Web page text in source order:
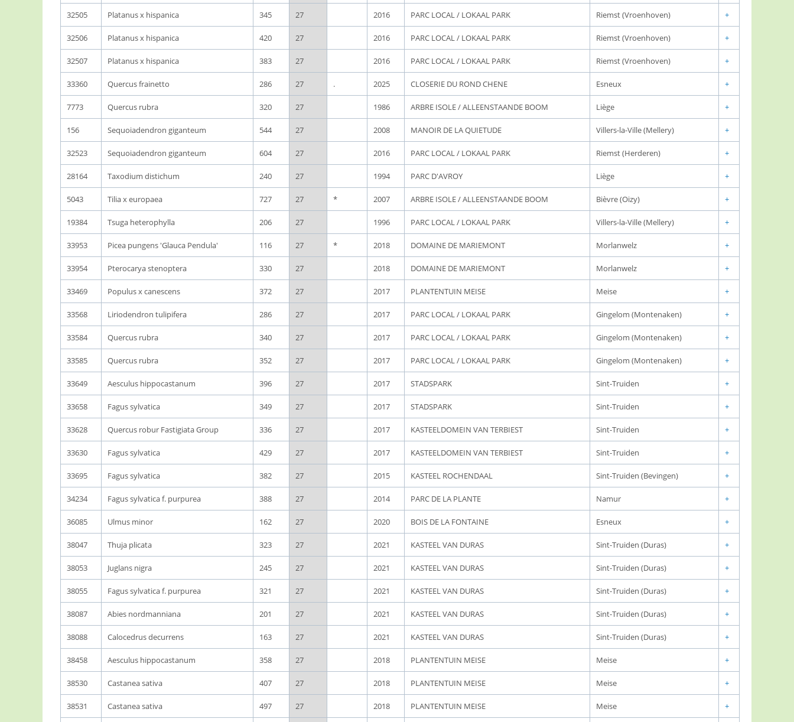
32505 Platanus x hispanica 345 27 2016 PARC LOCAL / LOKAAL PARK Riemst (Vroenhoven) +
32506 Platanus x hispanica 420 27 2016 PARC LOCAL / LOKAAL PARK Riemst (Vroenhoven) +
32507 Platanus x hispanica 383 27 2016 PARC LOCAL / LOKAAL PARK Riemst (Vroenhoven) +
33360 Quercus frainetto 286 27 . 2025 CLOSERIE DU ROND CHENE Esneux +
7773 Quercus rubra 320 27 1986 ARBRE ISOLE / ALLEENSTAANDE BOOM Liège +
156 Sequoiadendron giganteum 544 27 2008 MANOIR DE LA QUIETUDE Villers-la-Ville (Mellery) +
32523 Sequoiadendron giganteum 604 27 2016 PARC LOCAL / LOKAAL PARK Riemst (Herderen) +
28164 Taxodium distichum 240 27 1994 PARC D'AVROY Liège +
5043 Tilia x europaea 727 27 * 2007 ARBRE ISOLE / ALLEENSTAANDE BOOM Bièvre (Oizy) +
19384 Tsuga heterophylla 206 27 1996 PARC LOCAL / LOKAAL PARK Villers-la-Ville (Mellery) +
33953 Picea pungens 'Glauca Pendula' 116 27 * 2018 DOMAINE DE MARIEMONT Morlanwelz +
33954 Pterocarya stenoptera 330 27 2018 DOMAINE DE MARIEMONT Morlanwelz +
33469 Populus x canescens 372 27 2017 PLANTENTUIN MEISE Meise +
33568 Liriodendron tulipifera 286 27 2017 PARC LOCAL / LOKAAL PARK Gingelom (Montenaken) +
33584 Quercus rubra 340 27 2017 PARC LOCAL / LOKAAL PARK Gingelom (Montenaken) +
33585 Quercus rubra 352 27 2017 PARC LOCAL / LOKAAL PARK Gingelom (Montenaken) +
33649 Aesculus hippocastanum 396 27 2017 STADSPARK Sint-Truiden +
33658 Fagus sylvatica 349 27 2017 STADSPARK Sint-Truiden +
33628 Quercus robur Fastigiata Group 336 27 2017 KASTEELDOMEIN VAN TERBIEST Sint-Truiden +
33630 Fagus sylvatica 429 27 2017 KASTEELDOMEIN VAN TERBIEST Sint-Truiden +
33695 Fagus sylvatica 382 27 2015 KASTEEL ROCHENDAAL Sint-Truiden (Bevingen) +
34234 Fagus sylvatica f. purpurea 388 27 2014 PARC DE LA PLANTE Namur +
36085 Ulmus minor 162 27 2020 BOIS DE LA FONTAINE Esneux +
38047 Thuja plicata 323 27 2021 KASTEEL VAN DURAS Sint-Truiden (Duras) +
38053 Juglans nigra 245 27 2021 KASTEEL VAN DURAS Sint-Truiden (Duras) +
38055 Fagus sylvatica f. purpurea 321 27 2021 KASTEEL VAN DURAS Sint-Truiden (Duras) +
38087 Abies nordmanniana 201 27 2021 KASTEEL VAN DURAS Sint-Truiden (Duras) +
38088 Calocedrus decurrens 163 27 2021 KASTEEL VAN DURAS Sint-Truiden (Duras) +
38458 Aesculus hippocastanum 358 27 2018 PLANTENTUIN MEISE Meise +
38530 Castanea sativa 407 27 2018 PLANTENTUIN MEISE Meise +
38531 Castanea sativa 497 27 2018 PLANTENTUIN MEISE Meise +